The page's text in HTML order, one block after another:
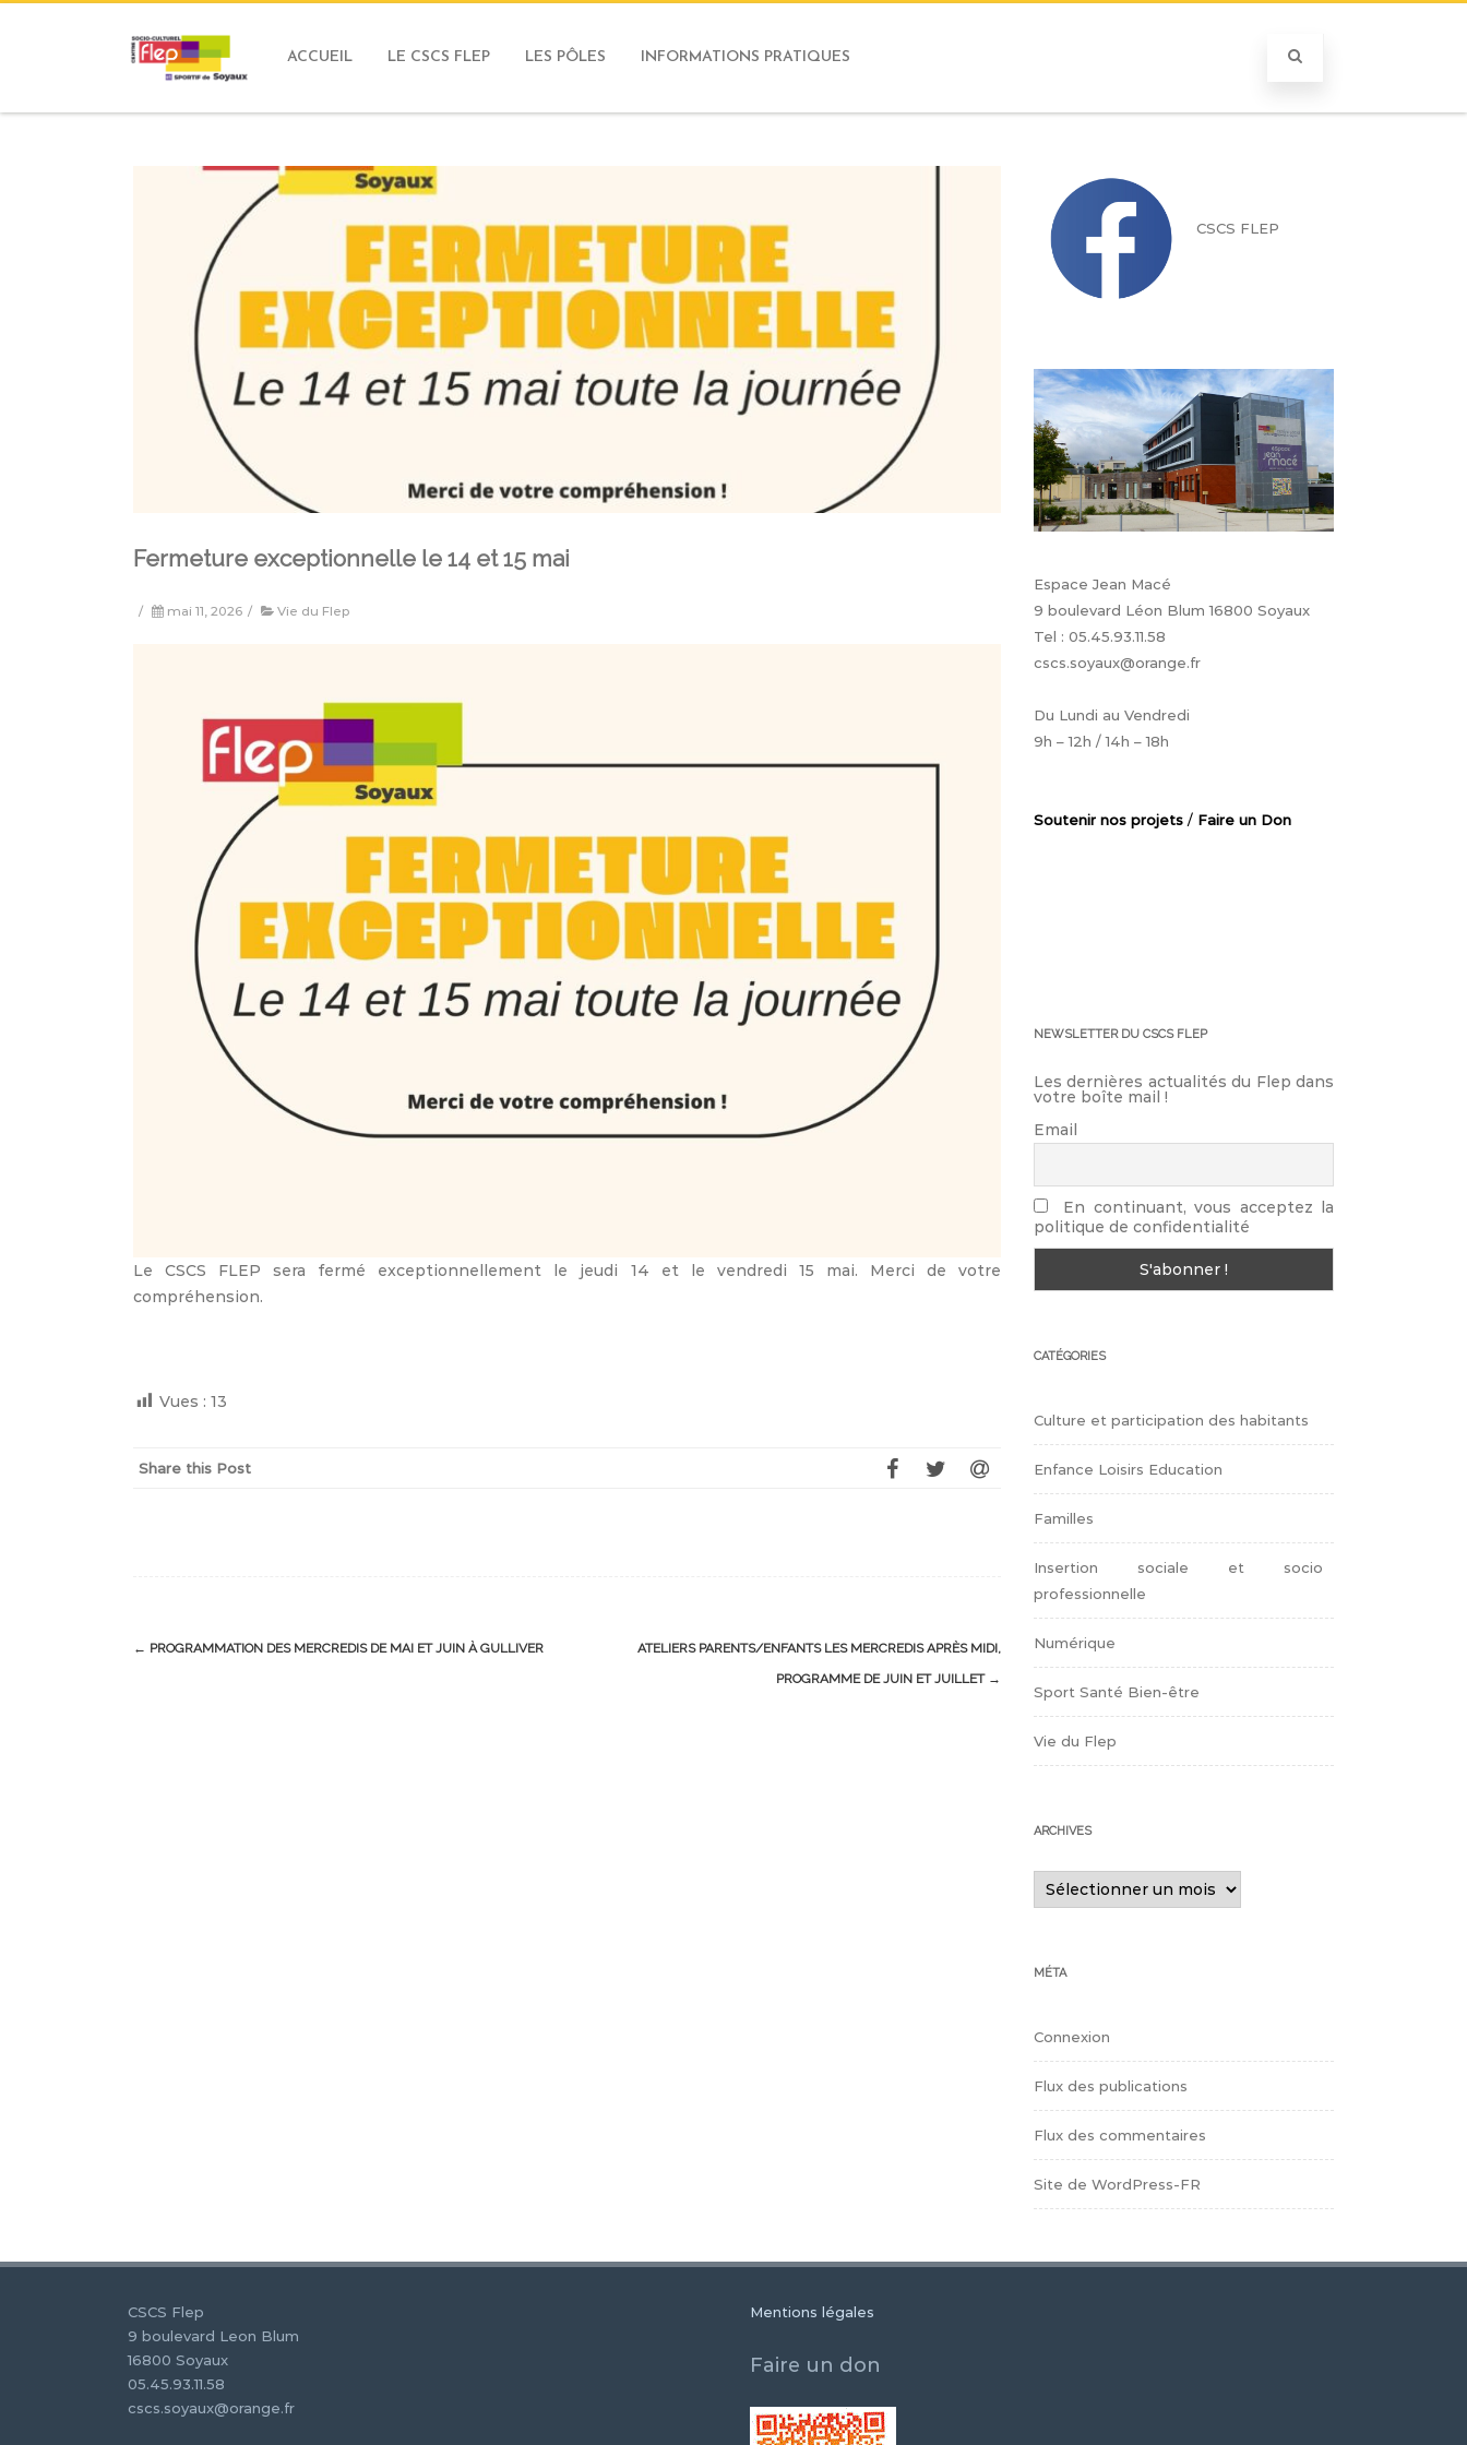
ACCUEIL LE CSCS FLEP LES PÔLES INFORMATIONS PRATIQUES
Fermeture exceptionnelle le 14 et 15 mai
/ mai 11, 2026 / Vie du Flep
Le CSCS FLEP sera fermé exceptionnellement le jeudi 14 et le vendredi 15 mai. Merci de votre
compréhension.
Vues : 13
Share this Post
Post
← PROGRAMMATION DES MERCREDIS DE MAI ET JUIN À GULLIVER
ATELIERS PARENTS/ENFANTS LES MERCREDIS APRÈS MIDI,
PROGRAMME DE JUIN ET JUILLET →
CSCS FLEP
Espace Jean Macé
9 boulevard Léon Blum 16800 Soyaux
Tel : 05.45.93.11.58
cscs.soyaux@orange.fr
Du Lundi au Vendredi
9h – 12h / 14h – 18h
Soutenir nos projets / Faire un Don
NEWSLETTER DU CSCS FLEP
Les dernières actualités du Flep dans
votre boîte mail !
Email
En continuant, vous acceptez la
politique de confidentialité
CATÉGORIES
Culture et participation des habitants
Enfance Loisirs Education
Familles
Insertion sociale et socio
professionnelle
Numérique
Sport Santé Bien-être
Vie du Flep
ARCHIVES
Archives
MÉTA
Connexion
Flux des publications
Flux des commentaires
Site de WordPress-FR
CSCS Flep
9 boulevard Leon Blum
16800 Soyaux
05.45.93.11.58
cscs.soyaux@orange.fr
Mentions légales
Faire un don